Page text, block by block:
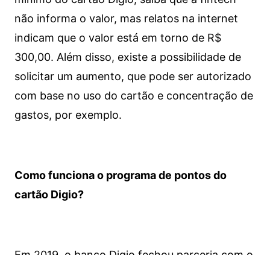
não informa o valor, mas relatos na internet
indicam que o valor está em torno de R$
300,00. Além disso, existe a possibilidade de
solicitar um aumento, que pode ser autorizado
com base no uso do cartão e concentração de
gastos, por exemplo.
Como funciona o programa de pontos do
cartão Digio?